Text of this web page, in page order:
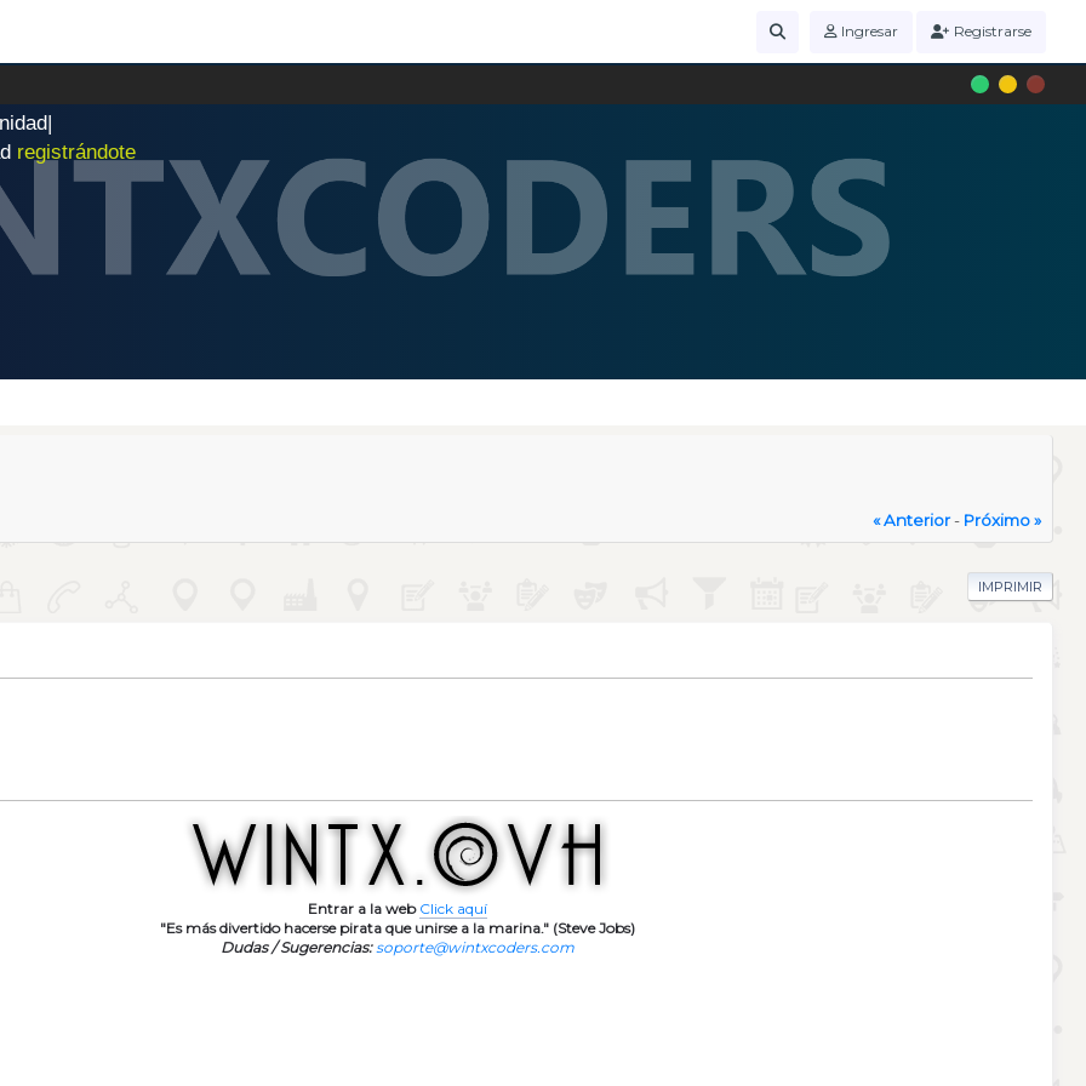
Ingresar Registrarse
nidad|
registrándote
« Anterior- Próximo »
IMPRIMIR
Entrar a la web Click aquí
"Es más divertido hacerse pirata que unirse a la marina." (Steve Jobs)
Dudas / Sugerencias: soporte@wintxcoders.com